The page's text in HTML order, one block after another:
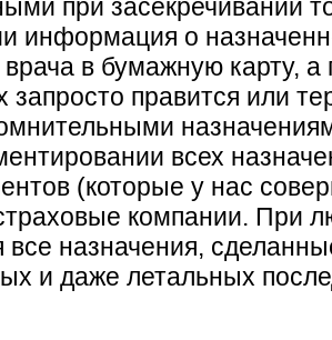
при засекречивании
информация о
врача в бумажную карту, а
запросто правится или
всех
(которые у нас
компании. При
все назначения,
и даже летальных